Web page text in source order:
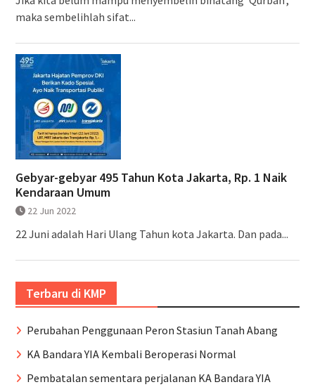
maka sembelihlah sifat...
Gebyar-gebyar 495 Tahun Kota Jakarta, Rp. 1 Naik
Kendaraan Umum
22 Jun 2022
22 Juni adalah Hari Ulang Tahun kota Jakarta. Dan pada...
Terbaru di KMP
Perubahan Penggunaan Peron Stasiun Tanah Abang
KA Bandara YIA Kembali Beroperasi Normal
Pembatalan sementara perjalanan KA Bandara YIA